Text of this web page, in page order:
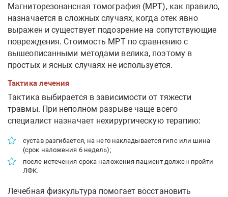
Магниторезонансная томография (МРТ), как правило,
назначается в сложных случаях, когда отек явно
выражен и существует подозрение на сопутствующие
повреждения. Стоимость МРТ по сравнению с
вышеописанными методами велика, поэтому в
простых и ясных случаях не используется.
Тактика лечения
Тактика выбирается в зависимости от тяжести
травмы. При неполном разрыве чаще всего
специалист назначает нехирургическую терапию:
сустав разгибается, на него накладывается гипс или шина
(срок наложения 6 недель);
после истечения срока наложения пациент должен пройти
ЛФК.
Лечебная физкультура помогает восстановить